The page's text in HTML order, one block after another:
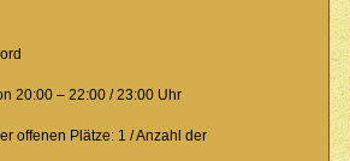
20:00 – 22:00 / 23:00 Uhr
offenen Plätze: 1 / Anzahl der